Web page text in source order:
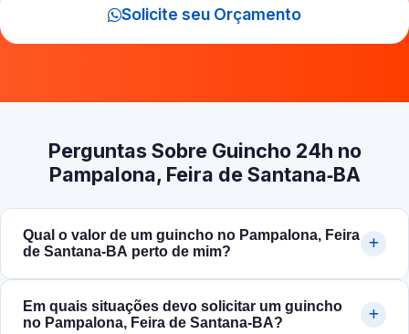
Solicite seu Orçamento
Perguntas Sobre Guincho 24h no
Pampalona, Feira de Santana‑BA
Qual o valor de um guincho no Pampalona, Feira
de Santana‑BA perto de mim?
Em quais situações devo solicitar um guincho
no Pampalona, Feira de Santana‑BA?